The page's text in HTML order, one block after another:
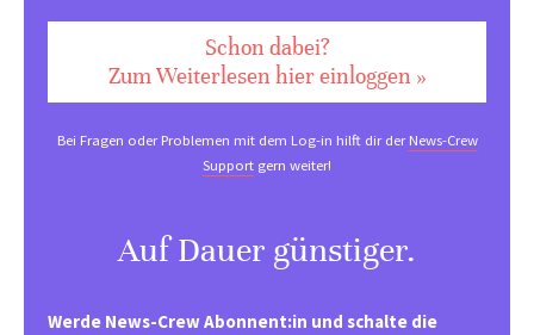
Schon dabei?
Zum Weiterlesen hier einloggen »
Bei Fragen oder Problemen mit dem Log-in hilft dir derNews-Crew
Support gern weiter!
Auf Dauer günstiger.
Werde News-Crew Abonnent:in und schalte die